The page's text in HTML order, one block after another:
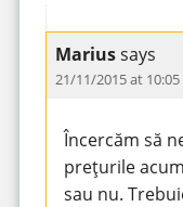
Mariussays
21/11/2015 at 10:05
Încercăm să
prețurile
sau nu.